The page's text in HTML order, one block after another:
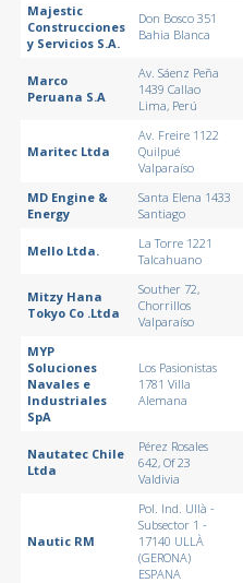
Majestic
Construcciones
y Servicios S.A.
Don Bosco 351
Bahia Blanca
Marco
Peruana S.A
Av. Sáenz Peña
1439 Callao
Lima, Perú
Maritec Ltda
Av. Freire 1122
Quilpué
Valparaíso
MD Engine &
Energy
Santa Elena 1433
Santiago
Mello Ltda.
La Torre 1221
Talcahuano
Mitzy Hana
Tokyo Co .Ltda
Souther 72,
Chorrillos
Valparaíso
MYP
Soluciones
Navales e
Industriales
SpA
Los Pasionistas
1781 Villa
Alemana
Nautatec Chile
Ltda
Pérez Rosales
642, Of 23
Valdivia
Nautic RM
Pol. Ind. Ullà -
Subsector 1 -
17140 ULLÀ
(GERONA)
ESPANA